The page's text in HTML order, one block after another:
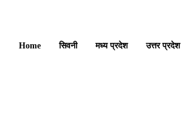
Home सिवनी मध्य प्रदेश उत्तर प्रदेश